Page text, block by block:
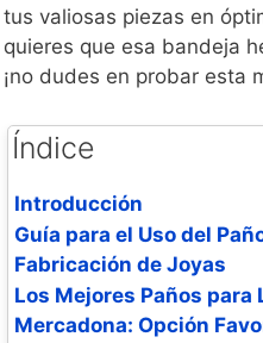
tus valiosas piezas en
quieres que esa bandeja
¡no dudes en probar esta
Índice
Introducción
Guía para el Uso del
Fabricación de Joyas
Los Mejores Paños para
Mercadona: Opción